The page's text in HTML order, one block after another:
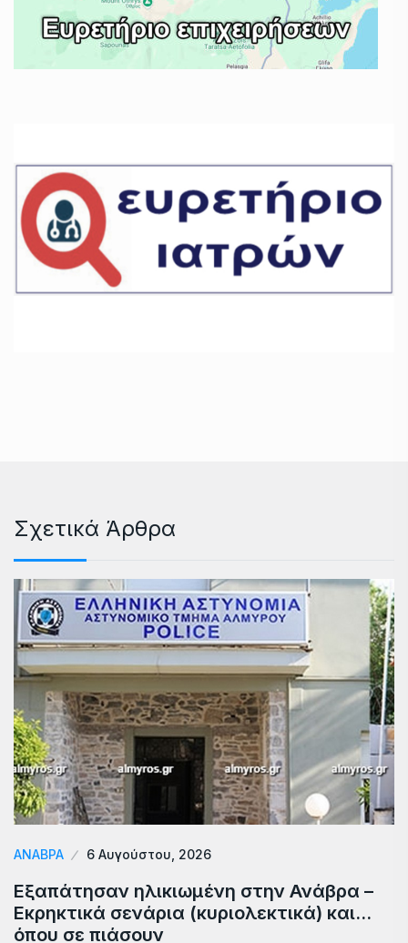
Σχετικά Άρθρα
ΑΝΆΒΡΑ 6 Αυγούστου, 2026
Εξαπάτησαν ηλικιωμένη στην Ανάβρα –
Εκρηκτικά σενάρια (κυριολεκτικά) και…
όπου σε πιάσουν